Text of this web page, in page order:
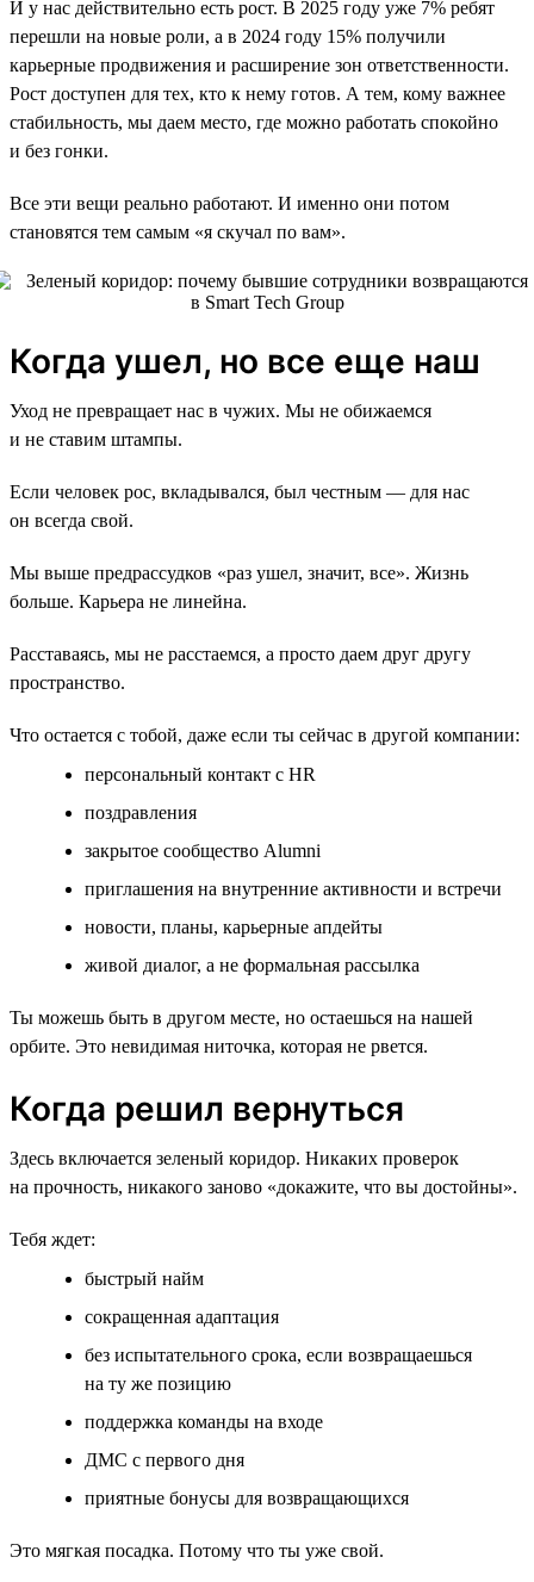
И у нас действительно есть рост. В 2025 году уже 7% ребят
перешли на новые роли, а в 2024 году 15% получили
карьерные продвижения и расширение зон ответственности.
Рост доступен для тех, кто к нему готов. А тем, кому важнее
стабильность, мы даем место, где можно работать спокойно
и без гонки.
Все эти вещи реально работают. И именно они потом
становятся тем самым «я скучал по вам».
Когда ушел, но все еще наш
Уход не превращает нас в чужих. Мы не обижаемся
и не ставим штампы.
Если человек рос, вкладывался, был честным — для нас
он всегда свой.
Мы выше предрассудков «раз ушел, значит, все». Жизнь
больше. Карьера не линейна.
Расставаясь, мы не расстаемся, а просто даем друг другу
пространство.
Что остается с тобой, даже если ты сейчас в другой компании:
персональный контакт с HR
поздравления
закрытое сообщество Alumni
приглашения на внутренние активности и встречи
новости, планы, карьерные апдейты
живой диалог, а не формальная рассылка
Ты можешь быть в другом месте, но остаешься на нашей
орбите. Это невидимая ниточка, которая не рвется.
Когда решил вернуться
Здесь включается зеленый коридор. Никаких проверок
на прочность, никакого заново «докажите, что вы достойны».
Тебя ждет:
быстрый найм
сокращенная адаптация
без испытательного срока, если возвращаешься
на ту же позицию
поддержка команды на входе
ДМС с первого дня
приятные бонусы для возвращающихся
Это мягкая посадка. Потому что ты уже свой.